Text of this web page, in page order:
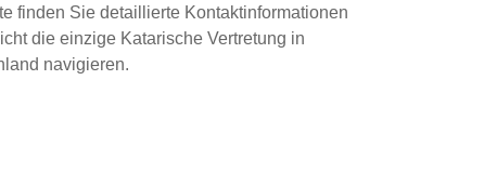
finden Sie detaillierte Kontaktinformationen
die einzige Katarische Vertretung in
navigieren.